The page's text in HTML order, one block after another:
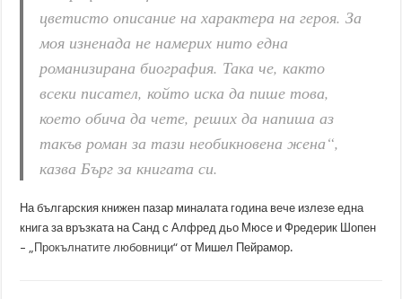
цветисто описание на характера на героя. За
моя изненада не намерих нито една
романизирана биография. Така че, както
всеки писател, който иска да пише това,
което обича да чете, реших да напиша аз
такъв роман за тази необикновена жена“,
казва Бърг за книгата си.
На българския книжен пазар миналата година вече излезе една
книга за връзката на Санд с Алфред дьо Мюсе и Фредерик Шопен
– „Прокълнатите любовници“ от Мишел Пейрамор.